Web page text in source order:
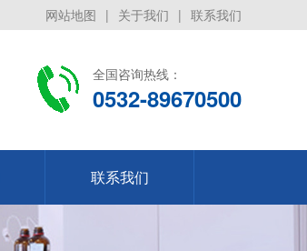
网站地图 | 关于我们 | 联系我们
全国咨询热线：
0532-89670500
联系我们